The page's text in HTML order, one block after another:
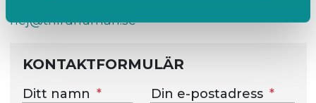
hej@thirdhuman.se
KONTAKTFORMULÄR
Ditt namn Din e-postadress